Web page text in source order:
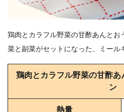
鶏肉とカラフル野菜の甘酢あんとお
菜と副菜がセットになった、ミール
鶏肉とカラフル野菜の甘酢
ン
熱量